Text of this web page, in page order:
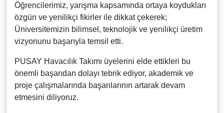
Öğrencilerimiz, yarışma kapsamında ortaya koydukları
özgün ve yenilikçi fikirler ile dikkat çekerek;
Üniversitemizin bilimsel, teknolojik ve yenilikçi üretim
vizyonunu başarıyla temsil etti.
PUSAY Havacılık Takımı üyelerini elde ettikleri bu
önemli başarıdan dolayı tebrik ediyor, akademik ve
proje çalışmalarında başarılarının artarak devam
etmesini diliyoruz.